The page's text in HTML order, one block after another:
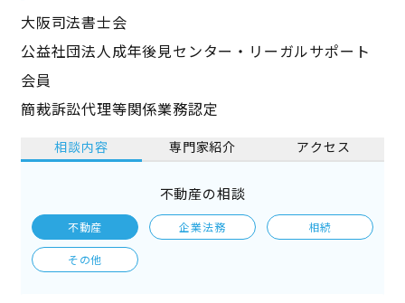
大阪司法書士会
公益社団法人成年後見センター・リーガルサポート
会員
簡裁訴訟代理等関係業務認定
相談内容 専門家紹介 アクセス
不動産の相談
不動産 企業法務 相続
その他